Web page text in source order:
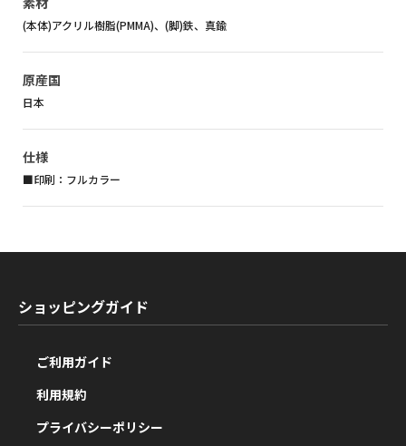
(本体)アクリル樹脂(PMMA)、(脚)鉄、真鍮
原産国
日本
仕様
■印刷：フルカラー
ショッピングガイド
ご利用ガイド
利用規約
プライバシーポリシー